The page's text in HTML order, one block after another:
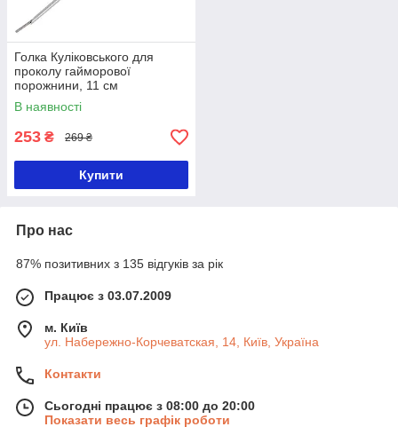
Голка Куліковського для
проколу гайморової
порожнини, 11 см
В наявності
253 ₴ 269 ₴
Купити
Про нас
87% позитивних з 135 відгуків за рік
Працює з 03.07.2009
м. Київ
ул. Набережно-Корчеватская, 14, Київ, Україна
Контакти
Сьогодні працює з 08:00 до 20:00
Показати весь графік роботи